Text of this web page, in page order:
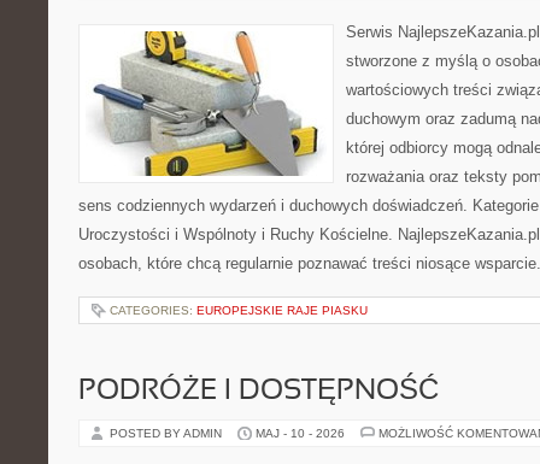
Serwis
stworzone z myślą o
wartościowych treści
duchowym oraz zadumą
której odbiorcy mogą
rozważania oraz teksty
sens codziennych wydarzeń i duchowych doświadczeń.
Uroczystości i Wspólnoty i Ruchy Kościelne.
osobach, które chcą regularnie poznawać treści niosące
CATEGORIES: EUROPEJSKIE RAJE PIASKU
PODRÓŻE I DOSTĘPNOŚĆ
POSTED BY ADMIN MAJ - 10 - 2026 MOŻLIWOŚĆ